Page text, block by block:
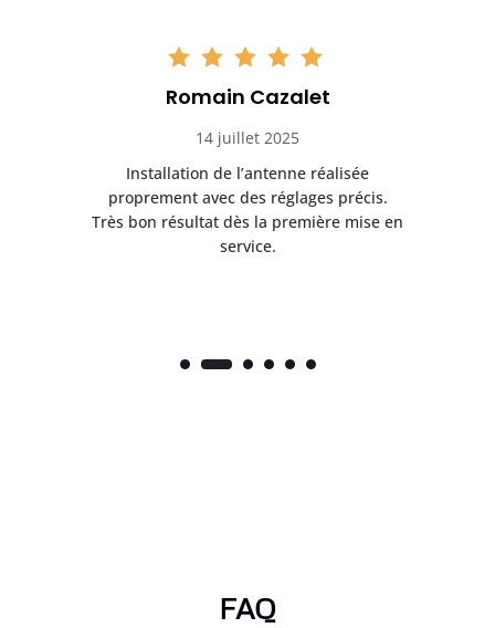
Romain Cazalet
14 juillet 2025
Installation de l’antenne réalisée
proprement avec des réglages précis.
Très bon résultat dès la première mise en
service.
FAQ